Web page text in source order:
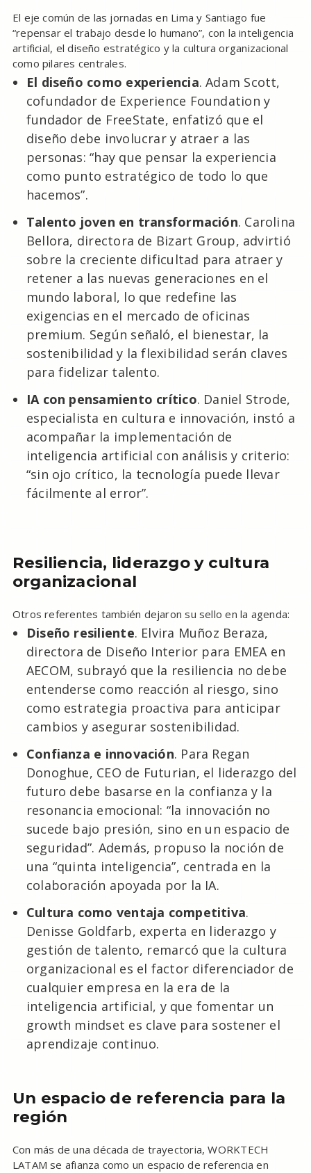
El eje común de las jornadas en Lima y Santiago fue
“repensar el trabajo desde lo humano”, con la inteligencia
artificial, el diseño estratégico y la cultura organizacional
como pilares centrales.
El diseño como experiencia. Adam Scott,
cofundador de Experience Foundation y
fundador de FreeState, enfatizó que el
diseño debe involucrar y atraer a las
personas: “hay que pensar la experiencia
como punto estratégico de todo lo que
hacemos”.
Talento joven en transformación. Carolina
Bellora, directora de Bizart Group, advirtió
sobre la creciente dificultad para atraer y
retener a las nuevas generaciones en el
mundo laboral, lo que redefine las
exigencias en el mercado de oficinas
premium. Según señaló, el bienestar, la
sostenibilidad y la flexibilidad serán claves
para fidelizar talento.
IA con pensamiento crítico. Daniel Strode,
especialista en cultura e innovación, instó a
acompañar la implementación de
inteligencia artificial con análisis y criterio:
“sin ojo crítico, la tecnología puede llevar
fácilmente al error”.
Resiliencia, liderazgo y cultura
organizacional
Otros referentes también dejaron su sello en la agenda:
Diseño resiliente. Elvira Muñoz Beraza,
directora de Diseño Interior para EMEA en
AECOM, subrayó que la resiliencia no debe
entenderse como reacción al riesgo, sino
como estrategia proactiva para anticipar
cambios y asegurar sostenibilidad.
Confianza e innovación. Para Regan
Donoghue, CEO de Futurian, el liderazgo del
futuro debe basarse en la confianza y la
resonancia emocional: “la innovación no
sucede bajo presión, sino en un espacio de
seguridad”. Además, propuso la noción de
una “quinta inteligencia”, centrada en la
colaboración apoyada por la IA.
Cultura como ventaja competitiva.
Denisse Goldfarb, experta en liderazgo y
gestión de talento, remarcó que la cultura
organizacional es el factor diferenciador de
cualquier empresa en la era de la
inteligencia artificial, y que fomentar un
growth mindset es clave para sostener el
aprendizaje continuo.
Un espacio de referencia para la
región
Con más de una década de trayectoria, WORKTECH
LATAM se afianza como un espacio de referencia en